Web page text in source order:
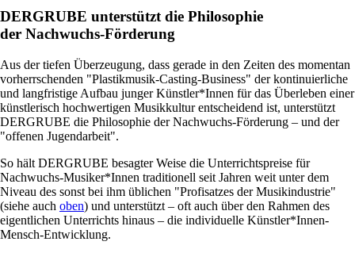
DERGRUBE unterstützt die Philosophie
der Nachwuchs-Förderung
Aus der tiefen Überzeugung, dass gerade in den Zeiten des momentan
vorherrschenden "Plastikmusik-Casting-Business" der kontinuierliche
und langfristige Aufbau junger Künstler*Innen für das Überleben einer
künstlerisch hochwertigen Musikkultur entscheidend ist, unterstützt
DERGRUBE die Philosophie der Nachwuchs-Förderung – und der
"offenen Jugendarbeit".
So hält DERGRUBE besagter Weise die Unterrichtspreise für
Nachwuchs-Musiker*Innen traditionell seit Jahren weit unter dem
Niveau des sonst bei ihm üblichen "Profisatzes der Musikindustrie"
(siehe auch oben) und unterstützt – oft auch über den Rahmen des
eigentlichen Unterrichts hinaus – die individuelle Künstler*Innen-
Mensch-Entwicklung.